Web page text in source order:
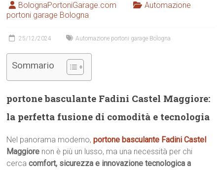
BolognaPortoniGarage.com
Automazione
portoni garage Bologna
25/12/2024 Automazione portoni garage Bologna
Sommario
portone basculante Fadini Castel Maggiore:
la perfetta fusione di comodità e tecnologia
Nel panorama moderno,portone basculante Fadini Castel
Maggiore non è più un lusso, ma una necessità per chi
cercacomfort, sicurezza e innovazione tecnologica a